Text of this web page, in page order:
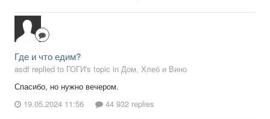
Где и что едим?
asdf replied to ГОГИ's topic in Дом, Хлеб и Вино
Спасибо, но нужно вечером.
19.05.2024 11:56
44 932 replies